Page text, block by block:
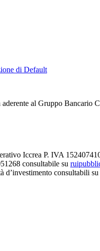
di Default
al Gruppo Bancario
Iccrea P. IVA
consultabile su
d’investimento consultabili su